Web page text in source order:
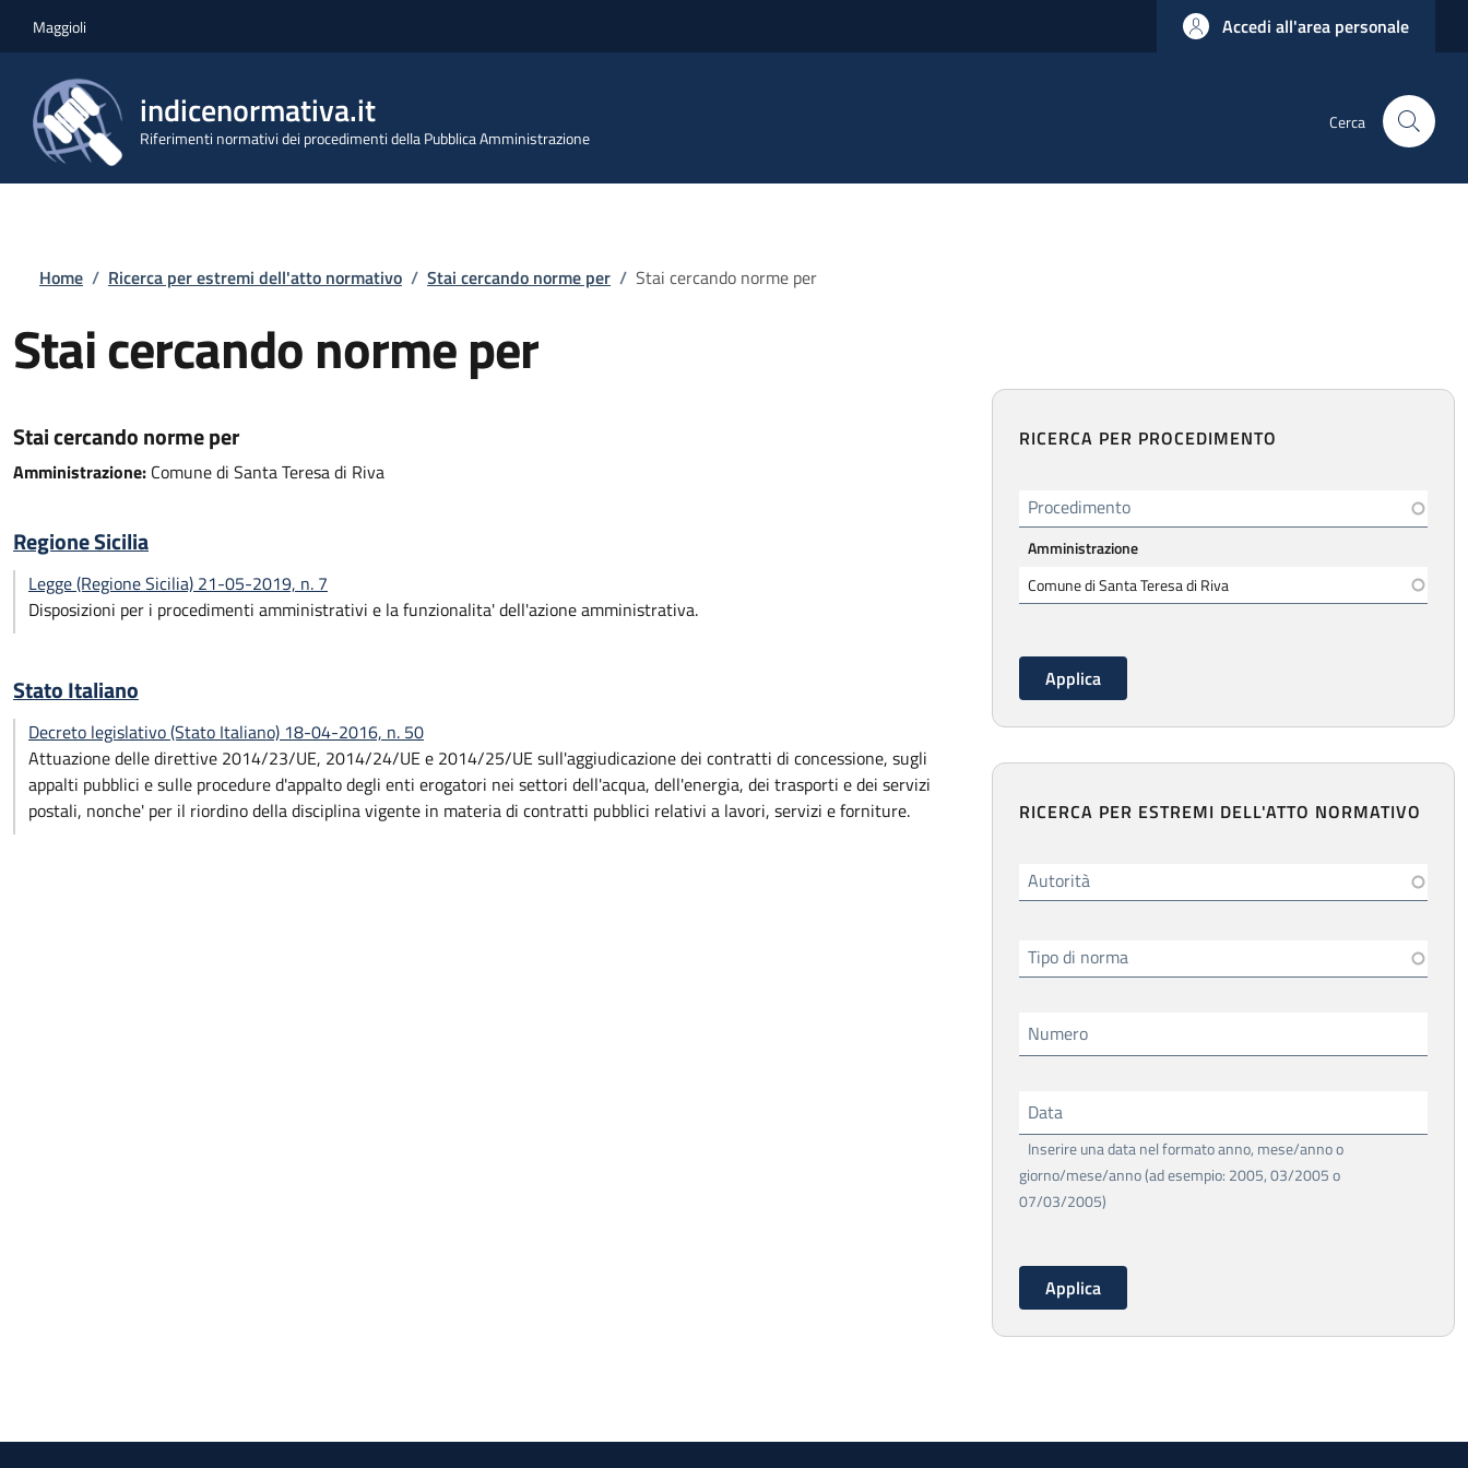
Maggioli Accedi all'area personale
indicenormativa.it
Riferimenti normativi dei procedimenti della Pubblica Amministrazione
Cerca
Briciole di pane
Home / Ricerca per estremi dell'atto normativo / Stai cercando norme per / Stai cercando norme per
Stai cercando norme per
Stai cercando norme per
Amministrazione: Comune di Santa Teresa di Riva
Regione Sicilia
Legge (Regione Sicilia) 21-05-2019, n. 7
Disposizioni per i procedimenti amministrativi e la funzionalita' dell'azione amministrativa.
Stato Italiano
Decreto legislativo (Stato Italiano) 18-04-2016, n. 50
Attuazione delle direttive 2014/23/UE, 2014/24/UE e 2014/25/UE sull'aggiudicazione dei contratti di concessione, sugli
appalti pubblici e sulle procedure d'appalto degli enti erogatori nei settori dell'acqua, dell'energia, dei trasporti e dei servizi
postali, nonche' per il riordino della disciplina vigente in materia di contratti pubblici relativi a lavori, servizi e forniture.
RICERCA PER PROCEDIMENTO
Procedimento
Amministrazione
RICERCA PER ESTREMI DELL'ATTO NORMATIVO
Autorità
Tipo di norma
Numero
Data
Inserire una data nel formato anno, mese/anno o
giorno/mese/anno (ad esempio: 2005, 03/2005 o
07/03/2005)